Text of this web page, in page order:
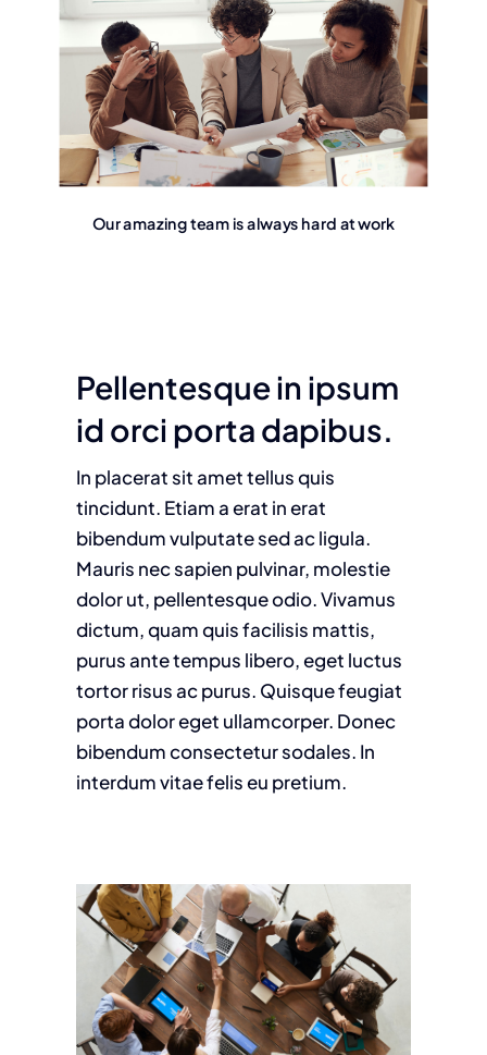
Our amazing team is always hard at work
Pellentesque in ipsum
id orci porta dapibus.
In placerat sit amet tellus quis
tincidunt. Etiam a erat in erat
bibendum vulputate sed ac ligula.
Mauris nec sapien pulvinar, molestie
dolor ut, pellentesque odio. Vivamus
dictum, quam quis facilisis mattis,
purus ante tempus libero, eget luctus
tortor risus ac purus. Quisque feugiat
porta dolor eget ullamcorper. Donec
bibendum consectetur sodales. In
interdum vitae felis eu pretium.